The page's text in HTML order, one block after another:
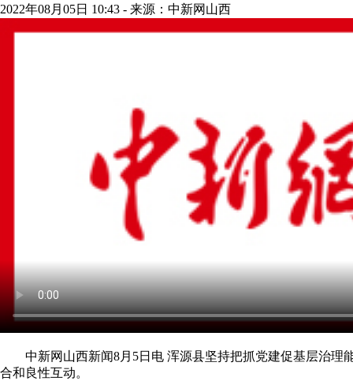
2022年08月05日 10:43 - 来源：中新网山西
中新网山西新闻8月5日电 浑源县坚持把抓党建促基层治理
合和良性互动。